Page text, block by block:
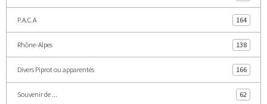
P.A.C.A 164
Rhône-Alpes 138
Divers Piprot ou apparentés 166
Souvenir de ... 62